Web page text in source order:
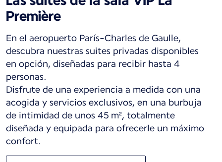
Première
En el aeropuerto París-Charles de Gaulle,
descubra nuestras suites privadas disponibles
en opción, diseñadas para recibir hasta 4
personas.
Disfrute de una experiencia a medida con una
acogida y servicios exclusivos, en una burbuja
de intimidad de unos 45 m², totalmente
diseñada y equipada para ofrecerle un máximo
confort.